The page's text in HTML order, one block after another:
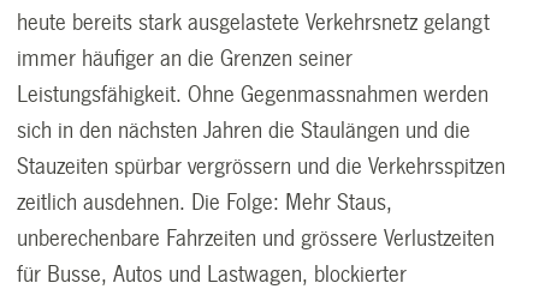
heute bereits stark ausgelastete Verkehrsnetz gelangt
immer häufiger an die Grenzen seiner
Leistungsfähigkeit. Ohne Gegenmassnahmen werden
sich in den nächsten Jahren die Staulängen und die
Stauzeiten spürbar vergrössern und die Verkehrsspitzen
zeitlich ausdehnen. Die Folge: Mehr Staus,
unberechenbare Fahrzeiten und grössere Verlustzeiten
für Busse, Autos und Lastwagen, blockierter